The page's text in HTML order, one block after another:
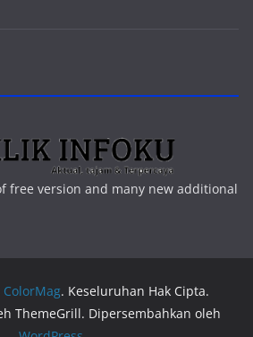
free version and many new additional
ColorMag. Keseluruhan Hak Cipta.
ThemeGrill. Dipersembahkan oleh